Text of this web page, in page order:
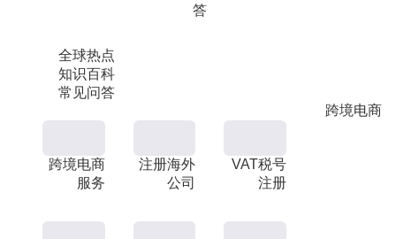
全球热点
知识百科
常见问答
答
跨境电商
跨境电商
服务
注册海外
公司
VAT税号
注册